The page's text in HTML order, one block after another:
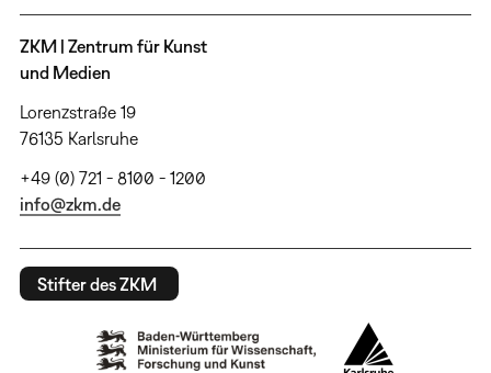
ZKM | Zentrum für Kunst
und Medien
Lorenzstraße 19
76135 Karlsruhe
+49 (0) 721 - 8100 - 1200
info@zkm.de
Stifter des ZKM